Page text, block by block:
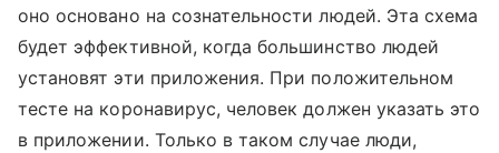
оно основано на сознательности людей. Эта схема
будет эффективной, когда большинство людей
установят эти приложения. При положительном
тесте на коронавирус, человек должен указать это
в приложении. Только в таком случае люди,